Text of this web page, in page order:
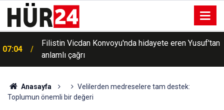
06:48
HÜDA PAR Adana İl Başkanı Beyazçiçek: "Gazze'de
yaşanan vahşeti unutturmayacağız"
Anasayfa
Velilerden medreselere tam destek:
Toplumun önemli bir değeri